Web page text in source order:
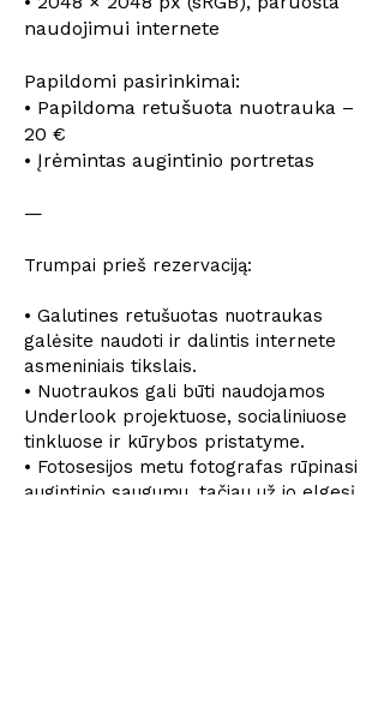
naudojimui internete
Papildomi pasirinkimai:
• Papildoma retušuota nuotrauka –
20 €
• Įrėmintas augintinio portretas
—
Trumpai prieš rezervaciją:
• Galutines retušuotas nuotraukas
galėsite naudoti ir dalintis internete
asmeniniais tikslais.
• Nuotraukos gali būti naudojamos
Underlook projektuose, socialiniuose
tinkluose ir kūrybos pristatyme.
• Fotosesijos metu fotografas rūpinasi
augintinio saugumu, tačiau už jo elgesį